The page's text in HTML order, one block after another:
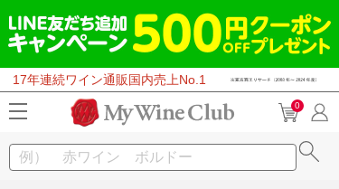
17年連続ワイン通販国内売上No.1
0